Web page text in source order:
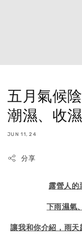
五月氣候
潮濕、收
JUN 11, 24
分享
露營人的
下雨濕氣
讓我和你介紹，雨天